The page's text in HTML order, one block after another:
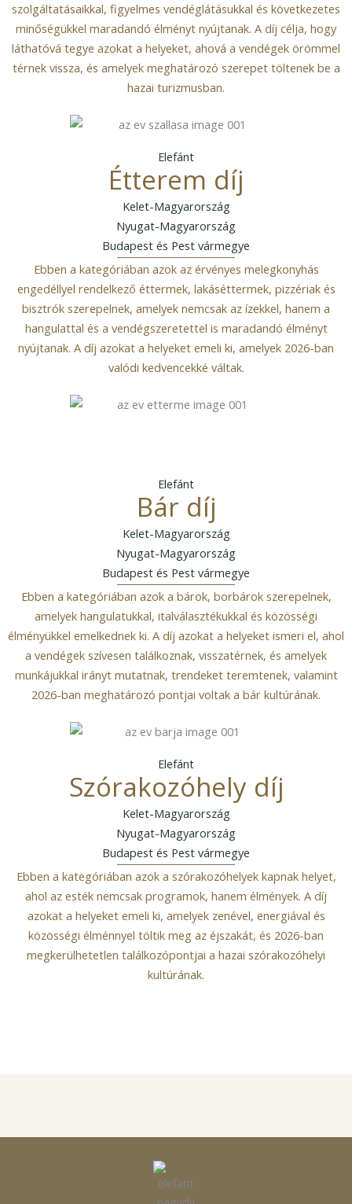
szolgáltatásaikkal, figyelmes vendéglátásukkal és következetes
minőségükkel maradandó élményt nyújtanak. A díj célja, hogy
láthatóvá tegye azokat a helyeket, ahová a vendégek örömmel
térnek vissza, és amelyek meghatározó szerepet töltenek be a
hazai turizmusban.
Elefánt
Étterem díj
Kelet-Magyarország
Nyugat-Magyarország
Budapest és Pest vármegye
Ebben a kategóriában azok az érvényes melegkonyhás
engedéllyel rendelkező éttermek, lakáséttermek, pizzériak és
bisztrók szerepelnek, amelyek nemcsak az ízekkel, hanem a
hangulattal és a vendégszeretettel is maradandó élményt
nyújtanak. A díj azokat a helyeket emeli ki, amelyek 2026-ban
valódi kedvencekké váltak.
Elefánt
Bár díj
Kelet-Magyarország
Nyugat-Magyarország
Budapest és Pest vármegye
Ebben a kategóriában azok a bárok, borbárok szerepelnek,
amelyek hangulatukkal, italválasztékukkal és közösségi
élményükkel emelkednek ki. A díj azokat a helyeket ismeri el, ahol
a vendégek szívesen találkoznak, visszatérnek, és amelyek
munkájukkal irányt mutatnak, trendeket teremtenek, valamint
2026-ban meghatározó pontjai voltak a bár kultúrának.
Elefánt
Szórakozóhely díj
Kelet-Magyarország
Nyugat-Magyarország
Budapest és Pest vármegye
Ebben a kategóriában azok a szórakozóhelyek kapnak helyet,
ahol az esték nemcsak programok, hanem élmények. A díj
azokat a helyeket emeli ki, amelyek zenével, energiával és
közösségi élménnyel töltik meg az éjszakát, és 2026-ban
megkerülhetetlen találkozópontjai a hazai szórakozóhelyi
kultúrának.